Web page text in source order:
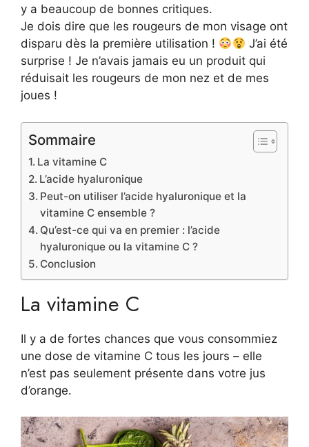
y a beaucoup de bonnes critiques.
Je dois dire que les rougeurs de mon visage ont
disparu dès la première utilisation !
J’ai été
surprise ! Je n’avais jamais eu un produit qui
réduisait les rougeurs de mon nez et de mes
joues !
Sommaire
La vitamine C
L’acide hyaluronique
Peut-on utiliser l’acide hyaluronique et la
vitamine C ensemble ?
Qu’est-ce qui va en premier : l’acide
hyaluronique ou la vitamine C ?
Conclusion
La vitamine C
Il y a de fortes chances que vous consommiez
une dose de vitamine C tous les jours – elle
n’est pas seulement présente dans votre jus
d’orange.